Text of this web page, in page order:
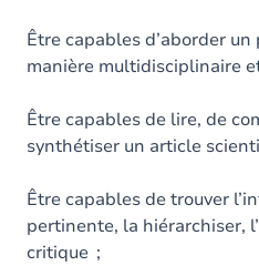
Être capables d’aborder
manière multidisciplinaire
Être capables de lire, de
synthétiser un article
Être capables de trouver
pertinente, la hiérarchiser,
critique ;